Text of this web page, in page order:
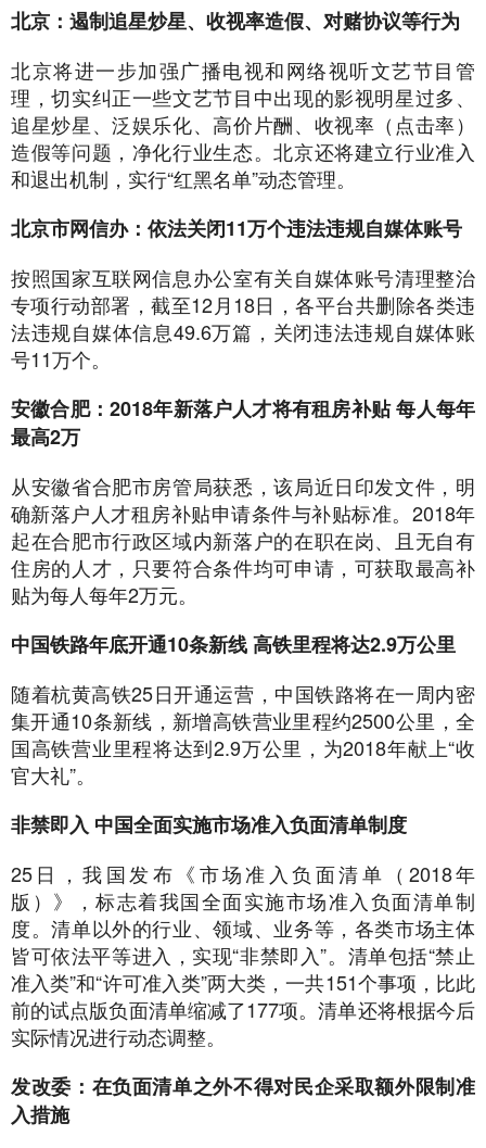
北京：遏制追星炒星、收视率造假、对赌协议等行为
北京将进一步加强广播电视和网络视听文艺节目管
理，切实纠正一些文艺节目中出现的影视明星过多、
追星炒星、泛娱乐化、高价片酬、收视率（点击率）
造假等问题，净化行业生态。北京还将建立行业准入
和退出机制，实行“红黑名单”动态管理。
北京市网信办：依法关闭11万个违法违规自媒体账号
按照国家互联网信息办公室有关自媒体账号清理整治
专项行动部署，截至12月18日，各平台共删除各类违
法违规自媒体信息49.6万篇，关闭违法违规自媒体账
号11万个。
安徽合肥：2018年新落户人才将有租房补贴 每人每年
最高2万
从安徽省合肥市房管局获悉，该局近日印发文件，明
确新落户人才租房补贴申请条件与补贴标准。2018年
起在合肥市行政区域内新落户的在职在岗、且无自有
住房的人才，只要符合条件均可申请，可获取最高补
贴为每人每年2万元。
中国铁路年底开通10条新线 高铁里程将达2.9万公里
随着杭黄高铁25日开通运营，中国铁路将在一周内密
集开通10条新线，新增高铁营业里程约2500公里，全
国高铁营业里程将达到2.9万公里，为2018年献上“收
官大礼”。
非禁即入 中国全面实施市场准入负面清单制度
25日，我国发布《市场准入负面清单（2018年
版）》，标志着我国全面实施市场准入负面清单制
度。清单以外的行业、领域、业务等，各类市场主体
皆可依法平等进入，实现“非禁即入”。清单包括“禁止
准入类”和“许可准入类”两大类，一共151个事项，比此
前的试点版负面清单缩减了177项。清单还将根据今后
实际情况进行动态调整。
发改委：在负面清单之外不得对民企采取额外限制准
入措施